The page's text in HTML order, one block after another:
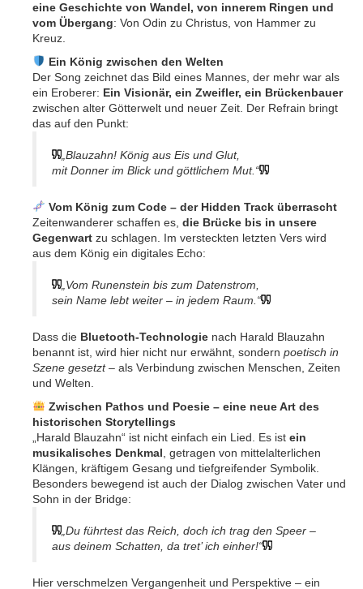
eine Geschichte von Wandel, von innerem Ringen und
vom Übergang: Von Odin zu Christus, von Hammer zu
Kreuz.
Ein König zwischen den Welten
Der Song zeichnet das Bild eines Mannes, der mehr war als
ein Eroberer: Ein Visionär, ein Zweifler, ein Brückenbauer
zwischen alter Götterwelt und neuer Zeit. Der Refrain bringt
das auf den Punkt:
„Blauzahn! König aus Eis und Glut,
mit Donner im Blick und göttlichem Mut.“
Vom König zum Code – der Hidden Track überrascht
Zeitenwanderer schaffen es, die Brücke bis in unsere
Gegenwart zu schlagen. Im versteckten letzten Vers wird
aus dem König ein digitales Echo:
„Vom Runenstein bis zum Datenstrom,
sein Name lebt weiter – in jedem Raum.“
Dass die Bluetooth-Technologie nach Harald Blauzahn
benannt ist, wird hier nicht nur erwähnt, sondern poetisch in
Szene gesetzt– als Verbindung zwischen Menschen, Zeiten
und Welten.
Zwischen Pathos und Poesie – eine neue Art des
historischen Storytellings
„Harald Blauzahn“ ist nicht einfach ein Lied. Es ist ein
musikalisches Denkmal , getragen von mittelalterlichen
Klängen, kräftigem Gesang und tiefgreifender Symbolik.
Besonders bewegend ist auch der Dialog zwischen Vater und
Sohn in der Bridge:
„Du führtest das Reich, doch ich trag den Speer –
aus deinem Schatten, da tret’ ich einher!“
Hier verschmelzen Vergangenheit und Perspektive – ein